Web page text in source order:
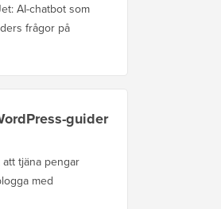
AI-chatbot som
frågor på
guider
att tjäna pengar
med